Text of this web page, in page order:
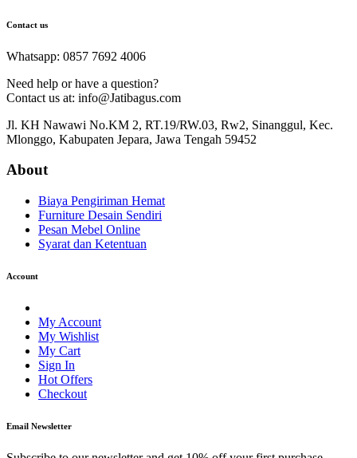
Contact us
Whatsapp: 0857 7692 4006
Need help or have a question?
Contact us at: info@Jatibagus.com
Jl. KH Nawawi No.KM 2, RT.19/RW.03, Rw2, Sinanggul, Kec.
Mlonggo, Kabupaten Jepara, Jawa Tengah 59452
About
Biaya Pengiriman Hemat
Furniture Desain Sendiri
Pesan Mebel Online
Syarat dan Ketentuan
Account
My Account
My Wishlist
My Cart
Sign In
Hot Offers
Checkout
Email Newsletter